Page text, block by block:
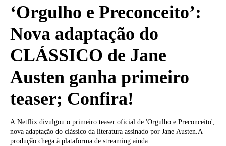
‘Orgulho e Preconceito’:
Nova adaptação do
CLÁSSICO de Jane
Austen ganha primeiro
teaser; Confira!
A Netflix divulgou o primeiro teaser oficial de 'Orgulho e Preconceito',
nova adaptação do clássico da literatura assinado por Jane Austen.A
produção chega à plataforma de streaming ainda...